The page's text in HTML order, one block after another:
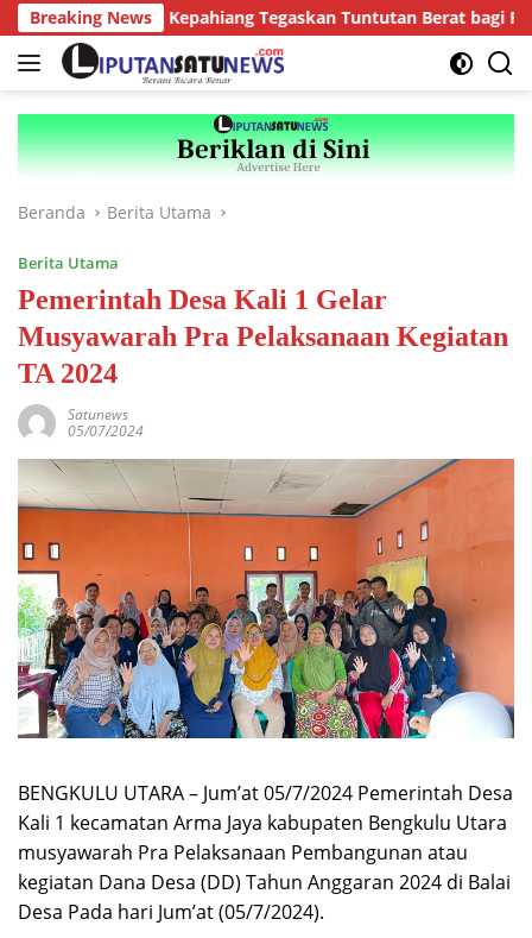
Langsung
ke
konten
Breaking News
Kejari Kepahiang Tegaskan Tuntutan Berat bagi Predator
Beranda Berita Utama
Berita Utama
Pemerintah Desa Kali 1 Gelar
Musyawarah Pra Pelaksanaan Kegiatan
TA 2024
Satunews
05/07/2024
BENGKULU UTARA – Jum’at 05/7/2024 Pemerintah Desa
Kali 1 kecamatan Arma Jaya kabupaten Bengkulu Utara
musyawarah Pra Pelaksanaan Pembangunan atau
kegiatan Dana Desa (DD) Tahun Anggaran 2024 di Balai
Desa Pada hari Jum’at (05/7/2024).